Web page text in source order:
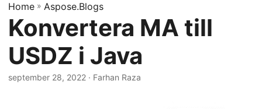
n
a
i
g
Home » Aspose.Blogs
Konvertera MA till
USDZ i Java
september 28, 2022 · Farhan Raza